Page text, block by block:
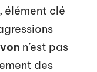
, élément clé
n’est pas
des